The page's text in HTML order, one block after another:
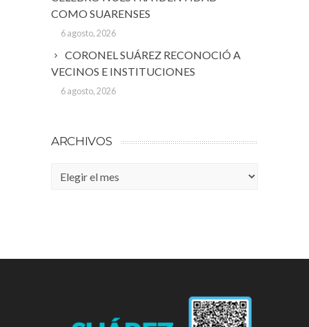
COMO SUARENSES
6 agosto, 2026
CORONEL SUÁREZ RECONOCIÓ A
VECINOS E INSTITUCIONES
6 agosto, 2026
ARCHIVOS
Archivos